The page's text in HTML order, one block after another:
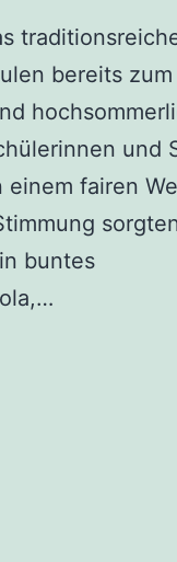
bereits
und
einem fairen
buntes